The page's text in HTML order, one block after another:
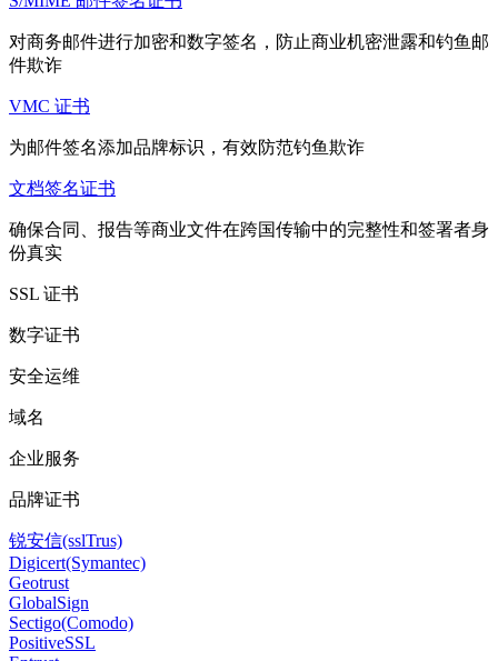
对商务邮件进行加密和数字签名，防止商业机密泄露和钓鱼邮
件欺诈
VMC 证书
为邮件签名添加品牌标识，有效防范钓鱼欺诈
文档签名证书
确保合同、报告等商业文件在跨国传输中的完整性和签署者身
份真实
SSL 证书
数字证书
安全运维
域名
企业服务
品牌证书
锐安信(sslTrus)
Digicert(Symantec)
Geotrust
GlobalSign
Sectigo(Comodo)
PositiveSSL